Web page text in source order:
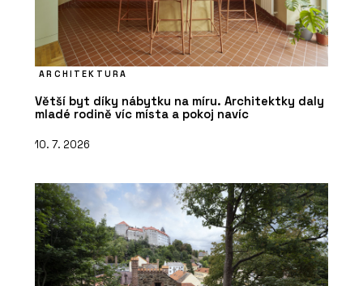
ARCHITEKTURA
Větší byt díky nábytku na míru. Architektky daly
mladé rodině víc místa a pokoj navíc
10. 7. 2026